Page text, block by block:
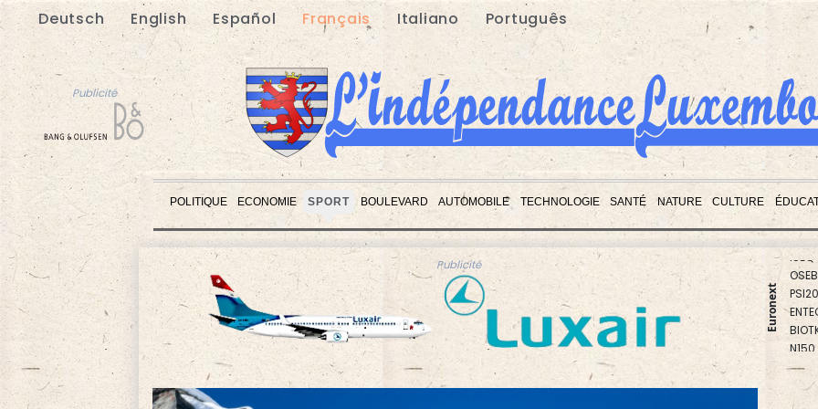
Deutsch English Español Français Italiano Português
Publicité
POLITIQUE ECONOMIE SPORT BOULEVARD AUTOMOBILE TECHNOLOGIE SANTÉ NATURE CULTURE
Publicité
Euronext
PX1
OSEBX
PSI20
ENTEC
N150
AEX